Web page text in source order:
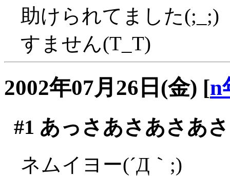
助けられてました(;_;)
すません(T_T)
2002年07月26日(金) [n
#1 あっさあさあさあさ
ネムイヨー(´Д｀;)